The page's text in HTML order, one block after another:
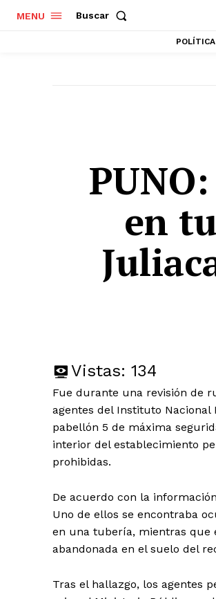
MENU Buscar
POLÍTICA
en
Vistas: 134
Fue durante una revisión de
agentes del Instituto Nacional
pabellón 5 de máxima
interior del establecimiento
prohibidas.
De acuerdo con la
Uno de ellos se encontraba
en una tubería, mientras que
abandonada en el suelo del
Tras el hallazgo, los agentes